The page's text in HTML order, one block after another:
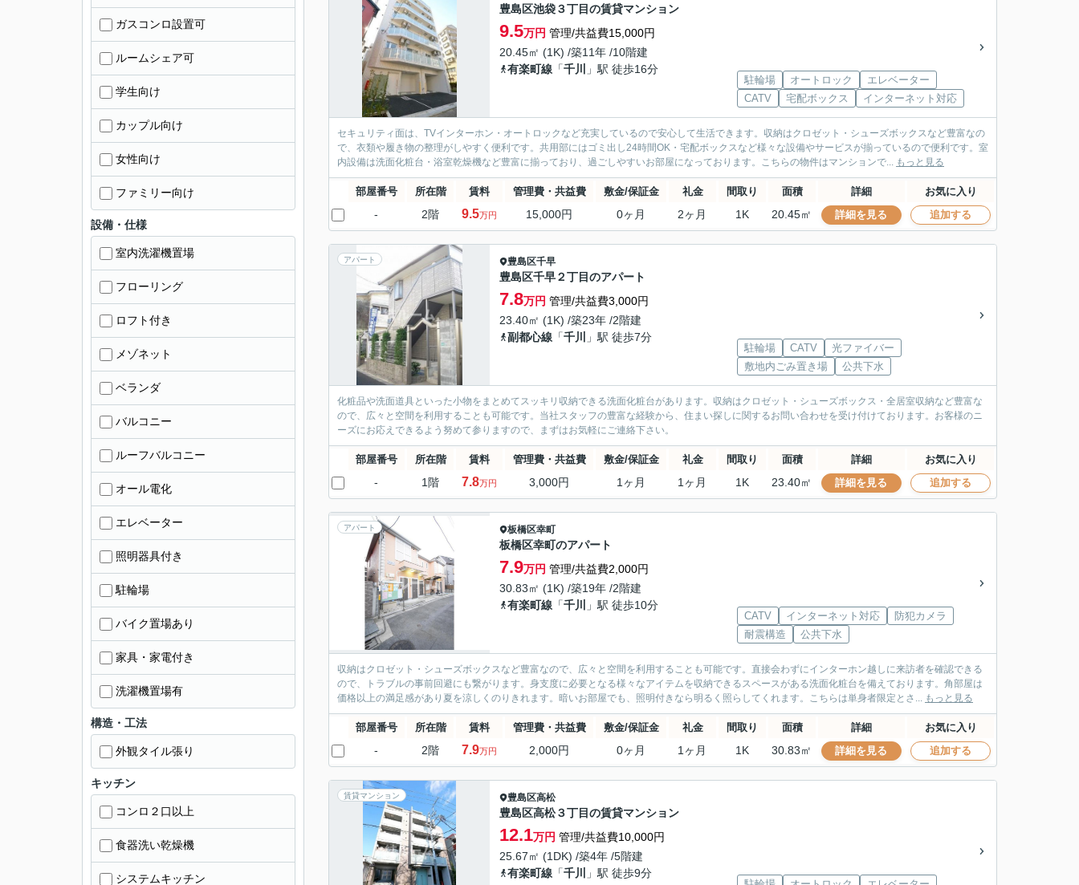
豊島区池袋３丁目の賃貸マンション
9.5万円 管理/共益費15,000円
20.45㎡ (1K) /築11年 /10階建
有楽町線 「千川 」駅 徒歩16分
駐輪場 オートロック
エレベーター
CATV
宅配ボックス インターネット対応
セキュリティ面は、TVインターホン・オートロックなど充実しているので安心して生活できます。収納はクロゼット・シューズボックスなど豊富なの
で、衣類や履き物の整理がしやすく便利です。共用部にはゴミ出し24時間OK・宅配ボックスなど様々な設備やサービスが揃っているので便利です。室
内設備は洗面化粧台・浴室乾燥機など豊富に揃っており、過ごしやすいお部屋になっております。こちらの物件はマンションで... もっと見る
部屋番号 所在階 賃料 管理費・共益費 敷金/保証金 礼金 間取り 面積 詳細 お気に入り
- 2階 9.5万円 15,000円 0ヶ月 2ヶ月 1K 20.45㎡ 詳細を見る 追加する
アパート 豊島区千早
豊島区千早２丁目のアパート
7.8万円 管理/共益費3,000円
23.40㎡ (1K) /築23年 /2階建
副都心線 「千川 」駅 徒歩7分
駐輪場 CATV
光ファイバー
敷地内ごみ置き場
公共下水
化粧品や洗面道具といった小物をまとめてスッキリ収納できる洗面化粧台があります。収納はクロゼット・シューズボックス・全居室収納など豊富な
ので、広々と空間を利用することも可能です。当社スタッフの豊富な経験から、住まい探しに関するお問い合わせを受け付けております。お客様のニ
ーズにお応えできるよう努めて参りますので、まずはお気軽にご連絡下さい。
部屋番号 所在階 賃料 管理費・共益費 敷金/保証金 礼金 間取り 面積 詳細 お気に入り
- 1階 7.8万円 3,000円 1ヶ月 1ヶ月 1K 23.40㎡ 詳細を見る 追加する
アパート 板橋区幸町
板橋区幸町のアパート
7.9万円 管理/共益費2,000円
30.83㎡ (1K) /築19年 /2階建
有楽町線 「千川 」駅 徒歩10分
CATV インターネット対応
防犯カメラ
耐震構造
公共下水
収納はクロゼット・シューズボックスなど豊富なので、広々と空間を利用することも可能です。直接会わずにインターホン越しに来訪者を確認できる
ので、トラブルの事前回避にも繋がります。身支度に必要となる様々なアイテムを収納できるスペースがある洗面化粧台を備えております。角部屋は
価格以上の満足感があり夏を涼しくのりきれます。暗いお部屋でも、照明付きなら明るく照らしてくれます。こちらは単身者限定とさ... もっと見る
部屋番号 所在階 賃料 管理費・共益費 敷金/保証金 礼金 間取り 面積 詳細 お気に入り
- 2階 7.9万円 2,000円 0ヶ月 1ヶ月 1K 30.83㎡ 詳細を見る 追加する
賃貸マンション 豊島区高松
豊島区高松３丁目の賃貸マンション
12.1万円 管理/共益費10,000円
25.67㎡ (1DK) /築4年 /5階建
有楽町線 「千川 」駅 徒歩9分
ガスコンロ設置可
ルームシェア可
学生向け
カップル向け
女性向け
ファミリー向け
設備・仕様
室内洗濯機置場
フローリング
ロフト付き
メゾネット
ベランダ
バルコニー
ルーフバルコニー
オール電化
エレベーター
照明器具付き
駐輪場
バイク置場あり
家具・家電付き
洗濯機置場有
構造・工法
外観タイル張り
キッチン
コンロ２口以上
食器洗い乾燥機
システムキッチン